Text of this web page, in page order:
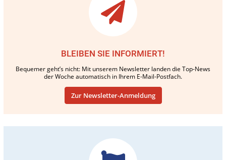
BLEIBEN SIE INFORMIERT!
Bequemer geht’s nicht: Mit unserem Newsletter landen die Top-News
der Woche automatisch in Ihrem E-Mail-Postfach.
Zur Newsletter-Anmeldung